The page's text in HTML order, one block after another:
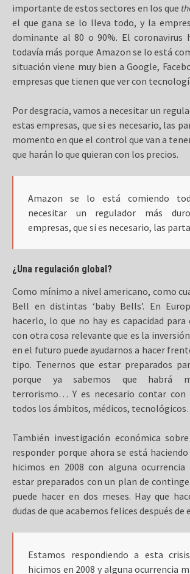
importante de estos sectores en los que
el que gana se lo lleva todo, y la
dominante al 80 o 90%. El coronavirus
todavía más porque Amazon se lo está
situación viene muy bien a Google,
empresas que tienen que ver con
Por desgracia, vamos a necesitar un
estas empresas, que si es necesario, las
momento en que el control que van a
que harán lo que quieran con los precios.
Amazon se lo está comiendo
necesitar un regulador más
empresas, que si es necesario, las parta
¿Una regulación global?
Como mínimo a nivel americano, como
Bell en distintas ‘baby Bells’. En
hacerlo, lo que no hay es capacidad
con otra cosa relevante que es la
en el futuro puede ayudarnos a hacer
tipo. Tenernos que estar preparados
porque ya sabemos que habrá
terrorismo… Y es necesario contar con
todos los ámbitos, médicos,
También investigación económica
responder porque ahora se está
hicimos en 2008 con alguna ocurrencia
estar preparados con un plan de
puede hacer en dos meses. Hay que
dudas de que acabemos felices después de
Estamos respondiendo a esta
hicimos en 2008 y alguna ocurrencia